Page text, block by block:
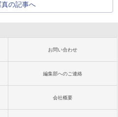
真の記事へ
お問い合わせ
編集部へのご連絡
会社概要